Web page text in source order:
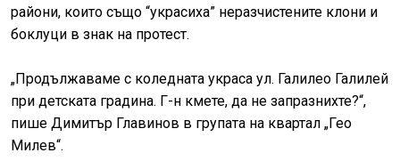
райони, които също “украсиха” неразчистените клони и
боклуци в знак на протест.
„Продължаваме с коледната украса ул. Галилео Галилей
при детската градина. Г-н кмете, да не запразнихте?“,
пише Димитър Главинов в групата на квартал „Гео
Милев“.